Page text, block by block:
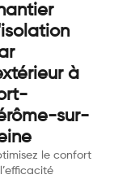
à
sur-
le confort